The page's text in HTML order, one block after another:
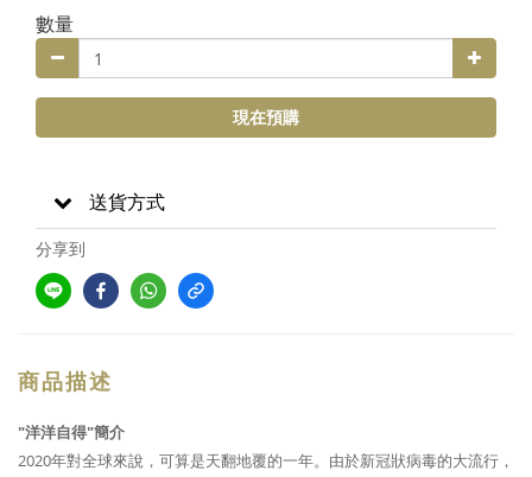
數量
現在預購
送貨方式
分享到
商品描述
"洋洋自得"簡介
2020年對全球來說，可算是天翻地覆的一年。由於新冠狀病毒的大流行，